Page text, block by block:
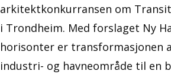
arkitektkonkurransen om
i Trondheim. Med forslaget Ny
horisonter er transformasjonen
industri- og havneområde til en